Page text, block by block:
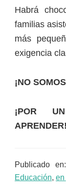
Habrá
familias
más
exigencia
¡NO
¡POR
APRENDER!
Publicado
Educación, en